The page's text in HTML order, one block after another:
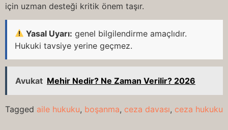
için uzman desteği kritik önem taşır.
Yasal Uyarı: genel bilgilendirme amaçlıdır.
Hukuki tavsiye yerine geçmez.
Avukat Mehir Nedir? Ne Zaman Verilir? 2026
Tagged aile hukuku, boşanma, ceza davası, ceza hukuku